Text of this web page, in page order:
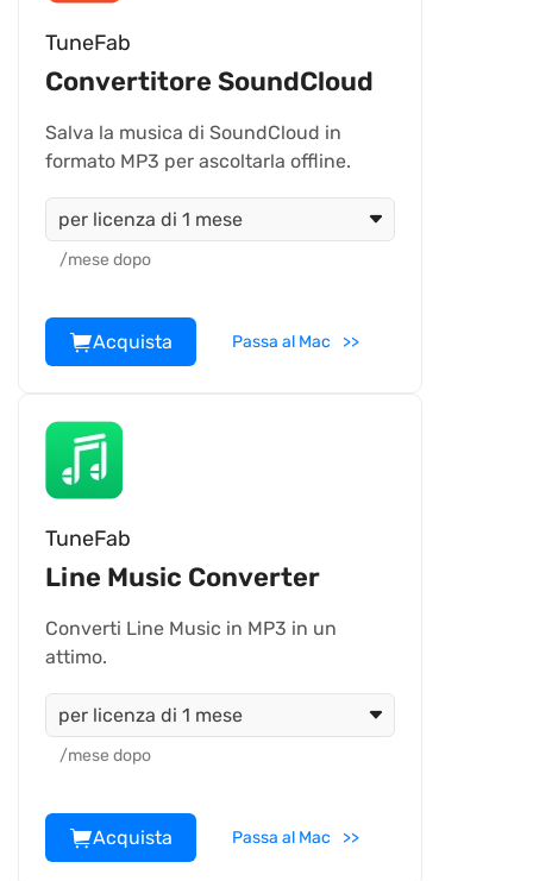
TuneFab
Convertitore SoundCloud
Salva la musica di SoundCloud in
formato MP3 per ascoltarla offline.
per licenza di 1 mese
/mese dopo
Acquista Passa al Mac
TuneFab
Line Music Converter
Converti Line Music in MP3 in un
attimo.
per licenza di 1 mese
/mese dopo
Acquista Passa al Mac